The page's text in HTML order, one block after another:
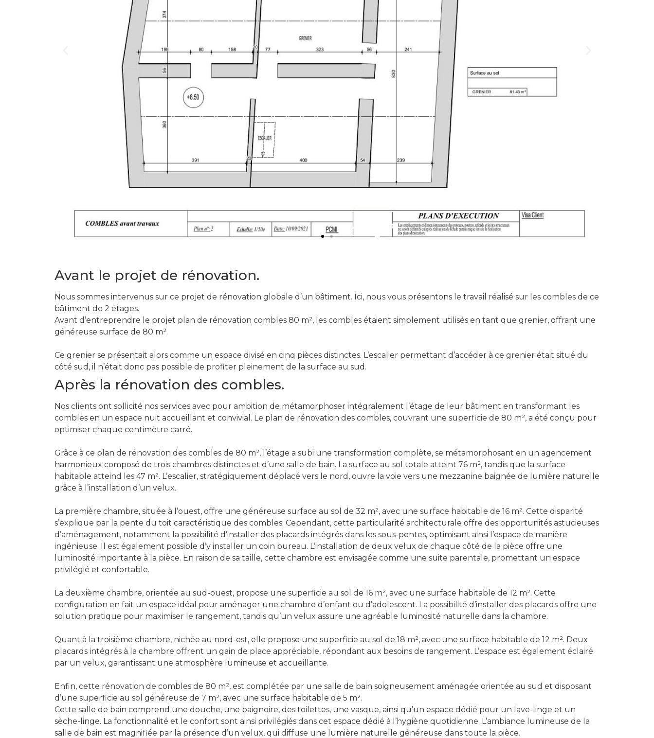
Avant le projet de rénovation.
Nous sommes intervenus sur ce projet de rénovation globale d’un bâtiment. Ici, nous vous présentons le travail réalisé sur les combles de ce
bâtiment de 2 étages.
Avant d’entreprendre le projet plan de rénovation combles 80 m², les combles étaient simplement utilisés en tant que grenier, offrant une
généreuse surface de 80 m².
Ce grenier se présentait alors comme un espace divisé en cinq pièces distinctes. L’escalier permettant d’accéder à ce grenier était situé du
côté sud, il n’était donc pas possible de profiter pleinement de la surface au sud.
Après la rénovation des combles.
Nos clients ont sollicité nos services avec pour ambition de métamorphoser intégralement l’étage de leur bâtiment en transformant les
combles en un espace nuit accueillant et convivial. Le plan de rénovation des combles, couvrant une superficie de 80 m², a été conçu pour
optimiser chaque centimètre carré.
Grâce à ce plan de rénovation des combles de 80 m², l’étage a subi une transformation complète, se métamorphosant en un agencement
harmonieux composé de trois chambres distinctes et d’une salle de bain. La surface au sol totale atteint 76 m², tandis que la surface
habitable atteind les 47 m². L’escalier, stratégiquement déplacé vers le nord, ouvre la voie vers une mezzanine baignée de lumière naturelle
grâce à l’installation d’un velux.
La première chambre, située à l’ouest, offre une généreuse surface au sol de 32 m², avec une surface habitable de 16 m². Cette disparité
s’explique par la pente du toit caractéristique des combles. Cependant, cette particularité architecturale offre des opportunités astucieuses
d’aménagement, notamment la possibilité d’installer des placards intégrés dans les sous-pentes, optimisant ainsi l’espace de manière
ingénieuse. Il est également possible d’y installer un coin bureau. L’installation de deux velux de chaque côté de la pièce offre une
luminosité importante à la pièce. En raison de sa taille, cette chambre est envisagée comme une suite parentale, promettant un espace
privilégié et confortable.
La deuxième chambre, orientée au sud-ouest, propose une superficie au sol de 16 m², avec une surface habitable de 12 m². Cette
configuration en fait un espace idéal pour aménager une chambre d’enfant ou d’adolescent. La possibilité d’installer des placards offre une
solution pratique pour maximiser le rangement, tandis qu’un velux assure une agréable luminosité naturelle dans la chambre.
Quant à la troisième chambre, nichée au nord-est, elle propose une superficie au sol de 18 m², avec une surface habitable de 12 m². Deux
placards intégrés à la chambre offrent un gain de place appréciable, répondant aux besoins de rangement. L’espace est également éclairé
par un velux, garantissant une atmosphère lumineuse et accueillante.
Enfin, cette rénovation de combles de 80 m², est complétée par une salle de bain soigneusement aménagée orientée au sud et disposant
d’une superficie au sol généreuse de 7 m², avec une surface habitable de 5 m².
Cette salle de bain comprend une douche, une baignoire, des toilettes, une vasque, ainsi qu’un espace dédié pour un lave-linge et un
sèche-linge. La fonctionnalité et le confort sont ainsi privilégiés dans cet espace dédié à l’hygiène quotidienne. L’ambiance lumineuse de la
salle de bain est magnifiée par la présence d’un velux, qui diffuse une lumière naturelle généreuse dans toute la pièce.